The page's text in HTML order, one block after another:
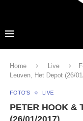
Home Live
Leuven, Het Depot (26/
FOTO'S LIVE
PETER HOOK &